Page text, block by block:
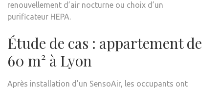
renouvellement d’air nocturne ou choix d’un
purificateur HEPA.
Étude de cas : appartement de
60 m² à Lyon
Après installation d’un SensoAir, les occupants ont